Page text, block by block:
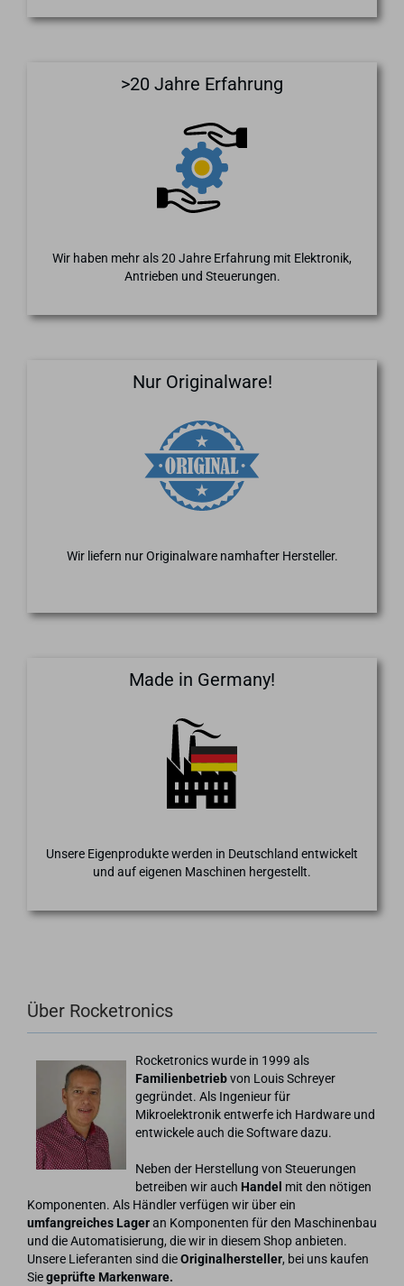
>20 Jahre Erfahrung
Wir haben mehr als 20 Jahre Erfahrung mit Elektronik,
Antrieben und Steuerungen.
Nur Originalware!
Wir liefern nur Originalware namhafter Hersteller.
Made in Germany!
Unsere Eigenprodukte werden in Deutschland entwickelt
und auf eigenen Maschinen hergestellt.
Über Rocketronics
Rocketronics wurde in 1999 als
Familienbetriebvon Louis Schreyer
gegründet. Als Ingenieur für
Mikroelektronik entwerfe ich Hardware und
entwickele auch die Software dazu.
Neben der Herstellung von Steuerungen
betreiben wir auch Handel mit den nötigen
Komponenten. Als Händler verfügen wir über ein
umfangreiches Lageran Komponenten für den Maschinenbau
und die Automatisierung, die wir in diesem Shop anbieten.
Unsere Lieferanten sind dieOriginalhersteller, bei uns kaufen
Siegeprüfte Markenware.